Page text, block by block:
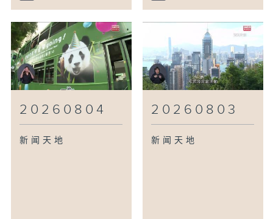
20260804
新闻天地
20260803
新闻天地